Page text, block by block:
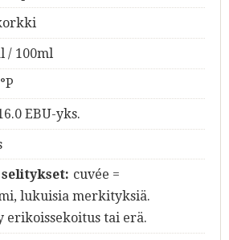
/ 100ml
EBU-yks.
cuvée =
lukuisia merkityksiä.
erikoissekoitus tai erä.